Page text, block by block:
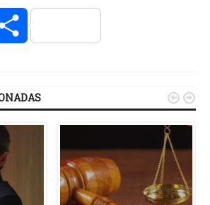
Compartilhar
 